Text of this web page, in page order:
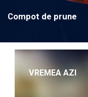
Compot de prune
VREMEA AZI